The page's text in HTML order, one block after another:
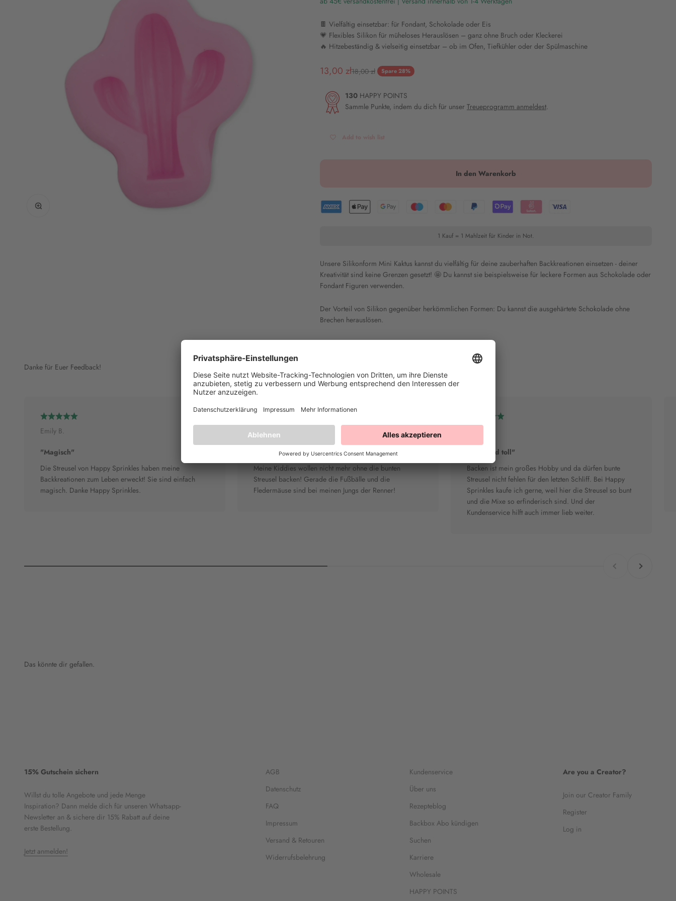
🍫 Vielfältig einsetzbar: für Fondant, Schokolade oder Eis
💗 Flexibles Silikon für müheloses Herauslösen – ganz ohne Bruch oder Kleckerei
🔥 Hitzebeständig & vielseitig einsetzbar – ob im Ofen, Tiefkühler oder der Spülmaschine
Angebot
13,00 złRegulärer Preis
18,00 zł Spare 28%
130 HAPPY POINTS
Sammle Punkte, indem du dich für unser Treueprogramm anmeldest.
In den Warenkorb
1 Kauf = 1 Mahlzeit für Kinder in Not.
Unsere Silikonform Mini Kaktus kannst du vielfältig für deine zauberhaften Backkreationen einsetzen - deiner
Kreativität sind keine Grenzen gesetzt! 🤩 Du kannst sie beispielsweise für leckere Formen aus Schokolade oder
Fondant Figuren verwenden.
Der Vorteil von Silikon gegenüber herkömmlichen Formen: Du kannst die ausgehärtete Schokolade ohne
Brechen herauslösen.
Danke für Euer Feedback!
Emily B.
"Magisch"
Die Streusel von Happy Sprinkles haben meine
Backkreationen zum Leben erweckt! Sie sind einfach
magisch. Danke Happy Sprinkles.
Heike T.
"Nicht mehr ohne"
Meine Kiddies wollen nicht mehr ohne die bunten
Streusel backen! Gerade die Fußbälle und die
Fledermäuse sind bei meinen Jungs der Renner!
"Bunt und toll"
Backen ist mein großes Hobby und da dürfen bunte
Streusel nicht fehlen für den letzten Schliff. Bei Happy
Sprinkles kaufe ich gerne, weil hier die Streusel so bunt
und die Mixe so erfinderisch sind. Und der
Kundenservice hilft auch immer lieb weiter.
Das könnte dir gefallen.
15% Gutschein sichern
Willst du tolle Angebote und jede Menge
Inspiration? Dann melde dich für unseren Whatsapp-
Newsletter an & sichere dir 15% Rabatt auf deine
erste Bestellung.
Jetzt anmelden!
AGB
Datenschutz
FAQ
Impressum
Versand & Retouren
Widerrufsbelehrung
Kundenservice
Über uns
Rezepteblog
Backbox Abo kündigen
Suchen
Karriere
Wholesale
HAPPY POINTS
Are you a Creator?
Join our Creator Family
Register
Log in